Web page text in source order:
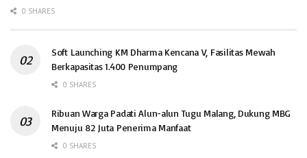
0 SHARES
Soft Launching KM Dharma Kencana V, Fasilitas Mewah
Berkapasitas 1.400 Penumpang
0 SHARES
Ribuan Warga Padati Alun-alun Tugu Malang, Dukung MBG
Menuju 82 Juta Penerima Manfaat
0 SHARES